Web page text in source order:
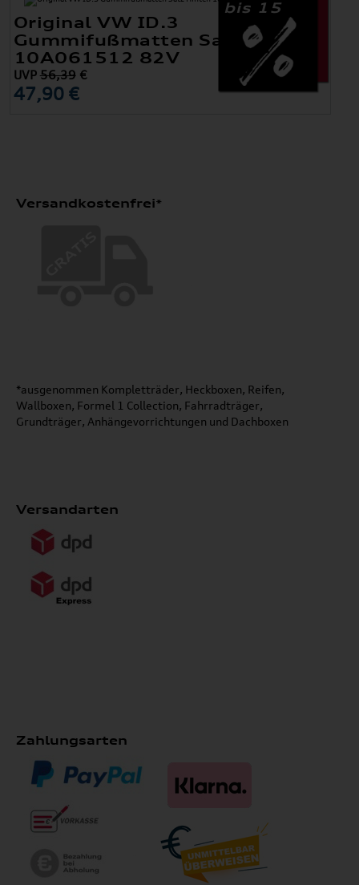
bis 15
Original VW ID.3
Gummifußmatten Satz Hinten
10A061512 82V
UVP 56,39€
47,90 €
Versandkostenfrei*
*ausgenommen Kompletträder, Heckboxen, Reifen,
Wallboxen, Formel 1 Collection, Fahrradträger,
Grundträger, Anhängevorrichtungen und Dachboxen
Versandarten
Zahlungsarten